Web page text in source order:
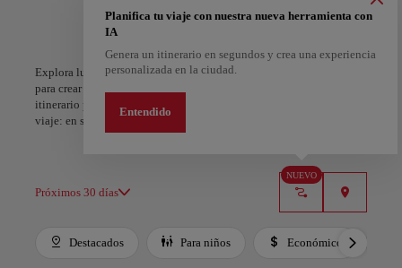
España
Explora lugares, experiencias y marca con el corazón tus favoritos
para crear tu ruta y compartirla. ¿Quieres más ideas? Obtén un
itinerario personalizado según tus intereses y la duración de tu
viaje: en sólo dos pasos y descargable en Google Maps.
Próximos 30 días
NUEVO
Planifica tu viaje con nuestra nueva herramienta con
IA
Genera un itinerario en segundos y crea una experiencia
personalizada en la ciudad.
Entendido
Destacados Para niños Económico